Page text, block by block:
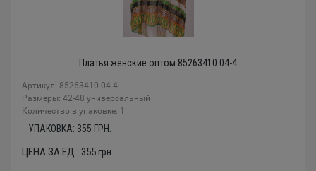
Платья женские оптом 85263410 04-4
Артикул: 85263410 04-4
Размеры: 42-48 универсальный
Количество в упаковке: 1
УПАКОВКА: 355 ГРН.
ЦЕНА ЗА ЕД.: 355грн.